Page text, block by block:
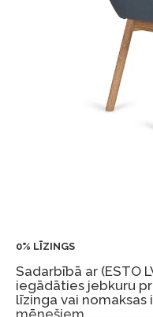
0% LĪZINGS
Sadarbībā ar (ESTO
iegādāties jebkuru
līzinga vai nomaksas
mēnešiem.